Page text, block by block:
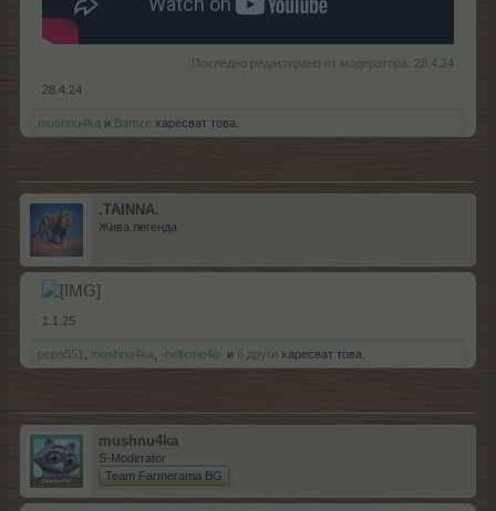
Последно редактирано от модератора: 28.4.24
28.4.24
mushnu4ka и Bamze харесват това.
.TAINNA.
Жива легенда
1.1.25
pepa551 mushnu4ka -helixme4o- и 6 други харесват това.
mushnu4ka
S-Moderator
Team Farmerama BG